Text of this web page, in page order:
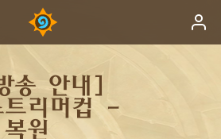
송 안내]
트리머컵 -
원